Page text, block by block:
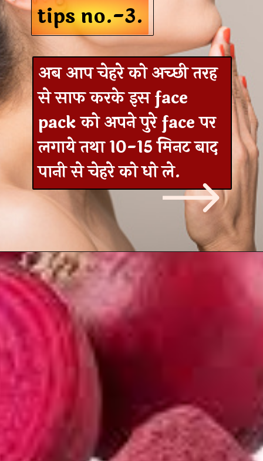
अब आप चेहरे को अच्‍छी तरह
से साफ करके इस face
pack को अपने पुरे face पर
लगाये तथा 10-15 मिनट बाद
पानी से चेहरे को धो ले.
tips no.-3.
tips no.-3.